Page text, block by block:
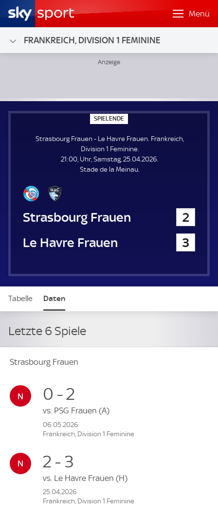
Menü
FRANKREICH, DIVISION 1 FEMININE
SPIELENDE
P
E
L
E
N
D
E
Strasbourg Frauen - Le Havre Frauen. Frankreich,
Division 1 Feminine.
21:00, Uhr, Samstag, 25.04.2026.
Stade de la Meinau.
Strasbourg Frauen
2
Le Havre Frauen
3
Tabelle Daten
Letzte 6 Spiele
Strasbourg Frauen
0 - 2
vs. PSG Frauen (A)
06.05.2026
Frankreich, Division 1 Feminine
2 - 3
vs. Le Havre Frauen (H)
25.04.2026
Frankreich, Division 1 Feminine